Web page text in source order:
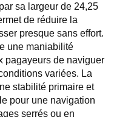
sa largeur de 24,25
de réduire la
presque sans effort.
une maniabilité
pagayeurs de naviguer
variées. La
stabilité primaire et
pour une navigation
serrés ou en